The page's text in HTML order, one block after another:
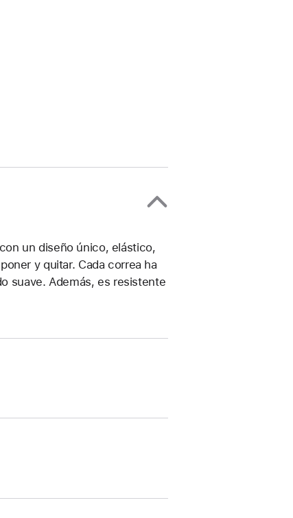
un diseño único, elástico,
y quitar. Cada correa ha
suave. Además, es resistente